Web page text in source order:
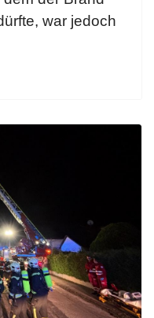
war jedoch